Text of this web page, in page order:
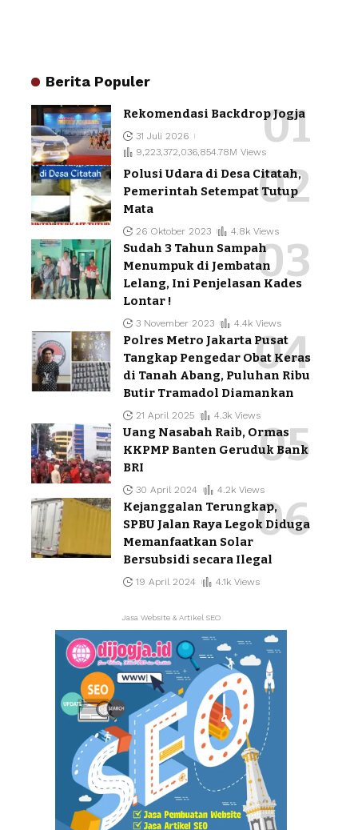
Berita Populer
Rekomendasi Backdrop Jogja
31 Juli 2026
9,223,372,036,854.78M Views
Polusi Udara di Desa Citatah,
Pemerintah Setempat Tutup
Mata
26 Oktober 2023 4.8k Views
Sudah 3 Tahun Sampah
Menumpuk di Jembatan
Lelang, Ini Penjelasan Kades
Lontar !
3 November 2023 4.4k Views
Polres Metro Jakarta Pusat
Tangkap Pengedar Obat Keras
di Tanah Abang, Puluhan Ribu
Butir Tramadol Diamankan
21 April 2025 4.3k Views
Uang Nasabah Raib, Ormas
KKPMP Banten Geruduk Bank
BRI
30 April 2024 4.2k Views
Kejanggalan Terungkap,
SPBU Jalan Raya Legok Diduga
Memanfaatkan Solar
Bersubsidi secara Ilegal
19 April 2024 4.1k Views
Jasa Website & Artikel SEO